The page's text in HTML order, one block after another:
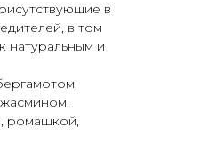
в
в том
натуральным и
ромашкой,